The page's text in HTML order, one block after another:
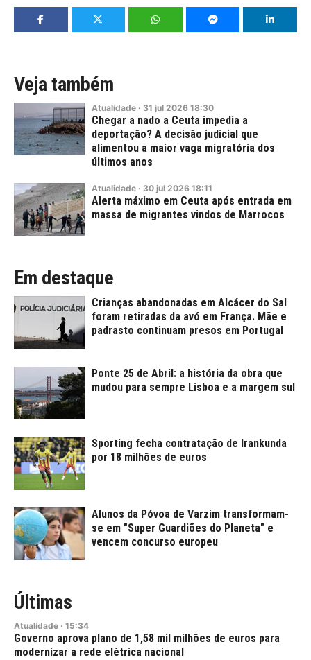
Veja também
Atualidade · 31 jul 2026 18:30
Chegar a nado a Ceuta impedia a
deportação? A decisão judicial que
alimentou a maior vaga migratória dos
últimos anos
Atualidade · 30 jul 2026 18:11
Alerta máximo em Ceuta após entrada em
massa de migrantes vindos de Marrocos
Em destaque
Crianças abandonadas em Alcácer do Sal
foram retiradas da avó em França. Mãe e
padrasto continuam presos em Portugal
Ponte 25 de Abril: a história da obra que
mudou para sempre Lisboa e a margem sul
Sporting fecha contratação de Irankunda
por 18 milhões de euros
Alunos da Póvoa de Varzim transformam-
se em "Super Guardiões do Planeta" e
vencem concurso europeu
Últimas
Atualidade · 15:34
Governo aprova plano de 1,58 mil milhões de euros para
modernizar a rede elétrica nacional